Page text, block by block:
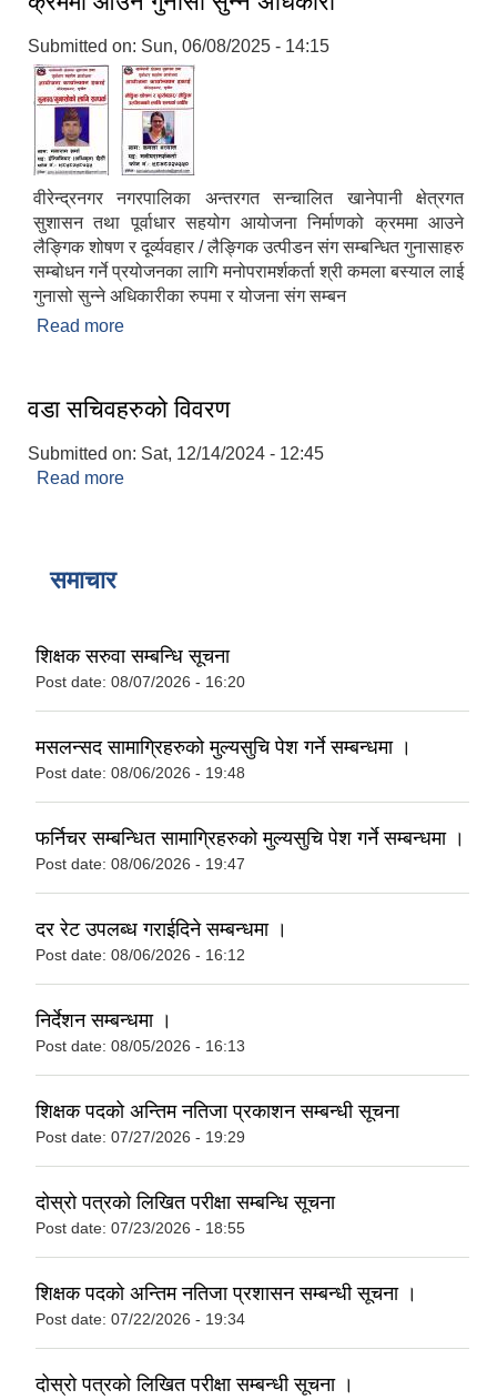
Submitted on: Sun, 06/08/2025 - 14:15
वीरेन्द्रनगर नगरपालिका अन्तरगत सन्चालित खानेपानी क्षेत्रगत
सुशासन तथा पूर्वाधार सहयोग आयोजना निर्माणको क्रममा आउने
लैङ्गिक शोषण र दूर्व्यवहार / लैङ्गिक उत्पीडन संग सम्बन्धित गुनासाहरु
सम्बोधन गर्ने प्रयोजनका लागि मनोपरामर्शकर्ता श्री कमला बस्याल लाई
गुनासो सुन्ने अधिकारीका रुपमा र योजना संग सम्बन
Read more
वडा सचिवहरुको विवरण
Submitted on: Sat, 12/14/2024 - 12:45
Read more
समाचार
शिक्षक सरुवा सम्बन्धि सूचना
Post date: 08/07/2026 - 16:20
मसलन्सद सामाग्रिहरुको मुल्यसुचि पेश गर्ने सम्बन्धमा ।
Post date: 08/06/2026 - 19:48
फर्निचर सम्बन्धित सामाग्रिहरुको मुल्यसुचि पेश गर्ने सम्बन्धमा ।
Post date: 08/06/2026 - 19:47
दर रेट उपलब्ध गराईदिने सम्बन्धमा ।
Post date: 08/06/2026 - 16:12
निर्देशन सम्बन्धमा ।
Post date: 08/05/2026 - 16:13
शिक्षक पदको अन्तिम नतिजा प्रकाशन सम्बन्धी सूचना
Post date: 07/27/2026 - 19:29
दोस्रो पत्रको लिखित परीक्षा सम्बन्धि सूचना
Post date: 07/23/2026 - 18:55
शिक्षक पदको अन्तिम नतिजा प्रशासन सम्बन्धी सूचना ।
Post date: 07/22/2026 - 19:34
दोस्रो पत्रको लिखित परीक्षा सम्बन्धी सूचना ।